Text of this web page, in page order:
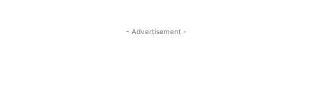
- Advertisement -